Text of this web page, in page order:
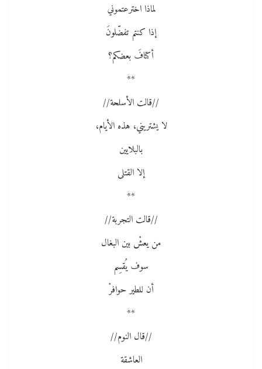
لماذا اخترعتموني
إذا كنتم تفضّلونَ
أكتافَ بعضكم؟
**
//قالت الأسلحة//
لا يشتريني، هذه الأيام،
بالبلايين
إلا القتلى
**
//قالت التجربة//
من يعشْ بين البغال
سوف يُقسِم
أن للطير حوافرْ
**
//قال النوم//
العاشقة